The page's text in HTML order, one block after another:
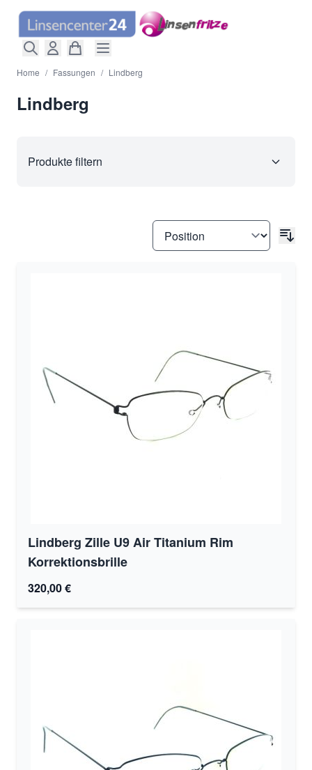
Direkt zum Inhalt
Home / Fassungen / Lindberg
Lindberg
Produkte filtern
Lindberg Zille U9 Air Titanium Rim
Korrektionsbrille
320,00 €